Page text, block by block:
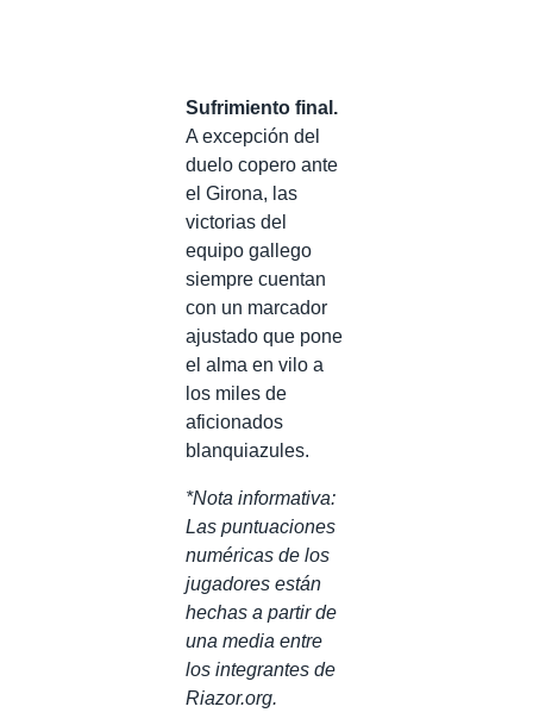
Sufrimiento final.
A excepción del
duelo copero ante
el Girona, las
victorias del
equipo gallego
siempre cuentan
con un marcador
ajustado que pone
el alma en vilo a
los miles de
aficionados
blanquiazules.
*Nota informativa:
Las puntuaciones
numéricas de los
jugadores están
hechas a partir de
una media entre
los integrantes de
Riazor.org.